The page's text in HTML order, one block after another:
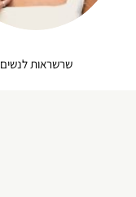
שרשראות לנשים